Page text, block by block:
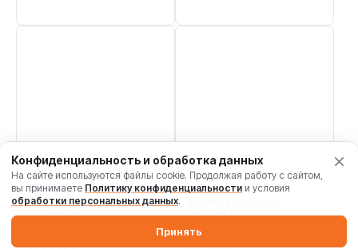
Броня затвора V-
образная (01-225-
стенок (217-S01/15-05)
MEKA MB 1.0, 1004069
Конфиденциальность и обработка данных
На сайте используются файлы cookie. Продолжая работу с сайтом,
вы принимаете Политику конфиденциальности и условия
обработки персональных данных.
Принять